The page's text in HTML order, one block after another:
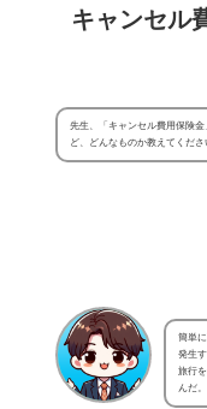
キャンセル
先生、「キャンセル費用保険
ど、どんなものか教えてくださ
簡単
発生
旅行
んだ。